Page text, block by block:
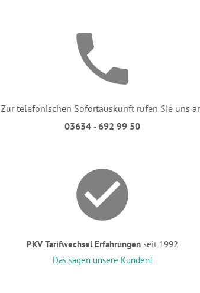
Zur telefonischen Sofortauskunft rufen Sie uns
03634 - 692 99 50
PKV Tarifwechsel Erfahrungen seit 1992
Das sagen unsere Kunden!